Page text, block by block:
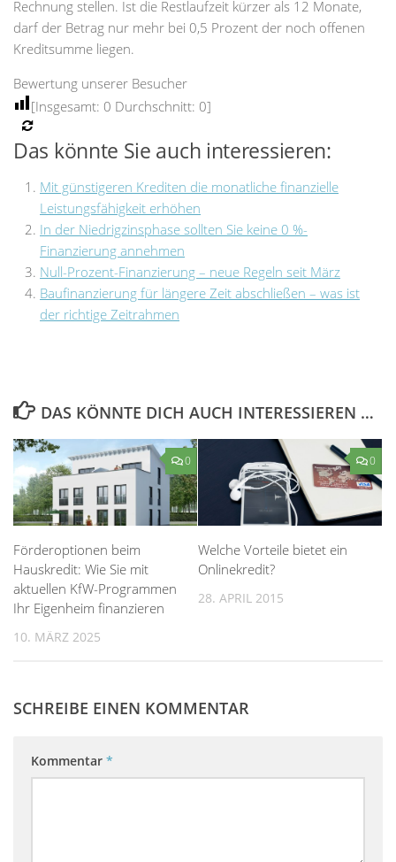
Rechnung stellen. Ist die Restlaufzeit kürzer als 12 Monate,
darf der Betrag nur mehr bei 0,5 Prozent der noch offenen
Kreditsumme liegen.
Bewertung unserer Besucher
[Insgesamt: 0 Durchschnitt: 0]
Das könnte Sie auch interessieren:
Mit günstigeren Krediten die monatliche finanzielle
Leistungsfähigkeit erhöhen
In der Niedrigzinsphase sollten Sie keine 0 %-
Finanzierung annehmen
Null-Prozent-Finanzierung – neue Regeln seit März
Baufinanzierung für längere Zeit abschließen – was ist
der richtige Zeitrahmen
DAS KÖNNTE DICH AUCH INTERESSIEREN …
0
Förderoptionen beim
Hauskredit: Wie Sie mit
aktuellen KfW-Programmen
Ihr Eigenheim finanzieren
10. MÄRZ 2025
0
Welche Vorteile bietet ein
Onlinekredit?
28. APRIL 2015
SCHREIBE EINEN KOMMENTAR
Kommentar *